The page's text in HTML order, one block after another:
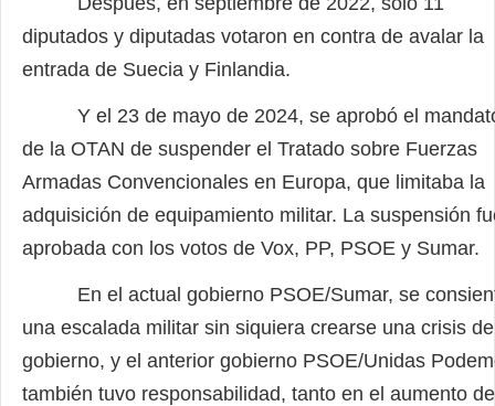
diputados y diputadas votaron en contra de avalar la
entrada de Suecia y Finlandia.
Y el 23 de mayo de 2024, se aprobó el
de la OTAN de suspender el Tratado sobre Fuerzas
Armadas Convencionales en Europa, que limitaba la
adquisición de equipamiento militar. La suspensión
aprobada con los votos de Vox, PP, PSOE y Sumar.
En el actual gobierno PSOE/Sumar, se
una escalada militar sin siquiera crearse una crisis de
gobierno, y el anterior gobierno PSOE/Unidas
también tuvo responsabilidad, tanto en el aumento de